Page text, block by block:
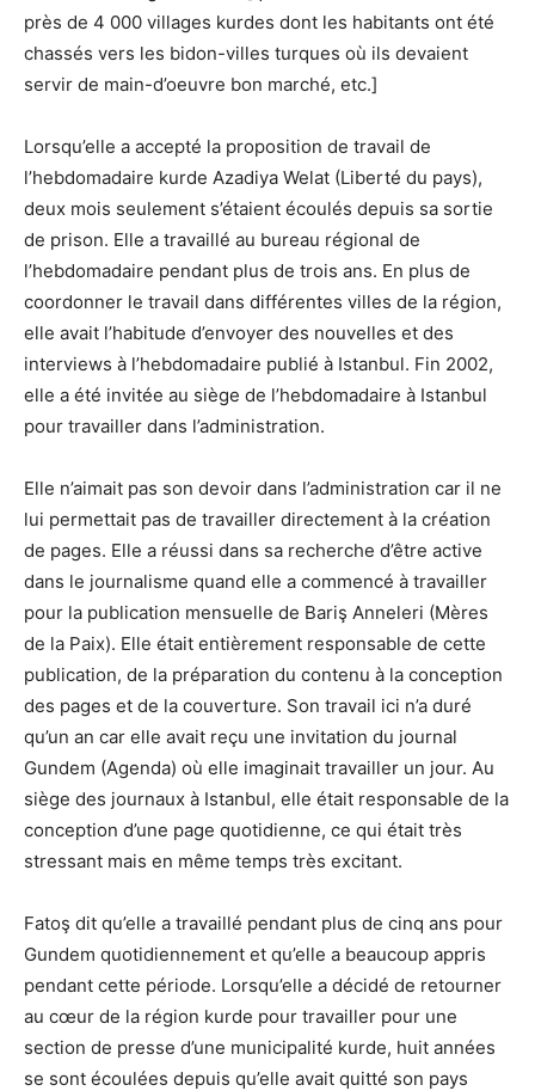
près de 4 000 villages kurdes dont les habitants ont été
chassés vers les bidon-villes turques où ils devaient
servir de main-d’oeuvre bon marché, etc.]
Lorsqu’elle a accepté la proposition de travail de
l’hebdomadaire kurde Azadiya Welat (Liberté du pays),
deux mois seulement s’étaient écoulés depuis sa sortie
de prison. Elle a travaillé au bureau régional de
l’hebdomadaire pendant plus de trois ans. En plus de
coordonner le travail dans différentes villes de la région,
elle avait l’habitude d’envoyer des nouvelles et des
interviews à l’hebdomadaire publié à Istanbul. Fin 2002,
elle a été invitée au siège de l’hebdomadaire à Istanbul
pour travailler dans l’administration.
Elle n’aimait pas son devoir dans l’administration car il ne
lui permettait pas de travailler directement à la création
de pages. Elle a réussi dans sa recherche d’être active
dans le journalisme quand elle a commencé à travailler
pour la publication mensuelle de Bariş Anneleri (Mères
de la Paix). Elle était entièrement responsable de cette
publication, de la préparation du contenu à la conception
des pages et de la couverture. Son travail ici n’a duré
qu’un an car elle avait reçu une invitation du journal
Gundem (Agenda) où elle imaginait travailler un jour. Au
siège des journaux à Istanbul, elle était responsable de la
conception d’une page quotidienne, ce qui était très
stressant mais en même temps très excitant.
Fatoş dit qu’elle a travaillé pendant plus de cinq ans pour
Gundem quotidiennement et qu’elle a beaucoup appris
pendant cette période. Lorsqu’elle a décidé de retourner
au cœur de la région kurde pour travailler pour une
section de presse d’une municipalité kurde, huit années
se sont écoulées depuis qu’elle avait quitté son pays